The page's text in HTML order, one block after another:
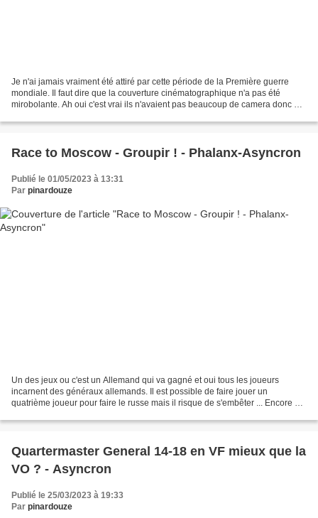
Je n'ai jamais vraiment été attiré par cette période de la Première guerre
mondiale. Il faut dire que la couverture cinématographique n'a pas été
mirobolante. Ah oui c'est vrai ils n'avaient pas beaucoup de camera donc à
Race to Moscow - Groupir ! - Phalanx-Asyncron
Publié le 01/05/2023 à 13:31
Par pinardouze
Un des jeux ou c'est un Allemand qui va gagné et oui tous les joueurs
incarnent des généraux allemands. Il est possible de faire jouer un
quatrième joueur pour faire le russe mais il risque de s'embêter ... Encore un
Quartermaster General 14-18 en VF mieux que la
VO ? - Asyncron
Publié le 25/03/2023 à 19:33
Par pinardouze